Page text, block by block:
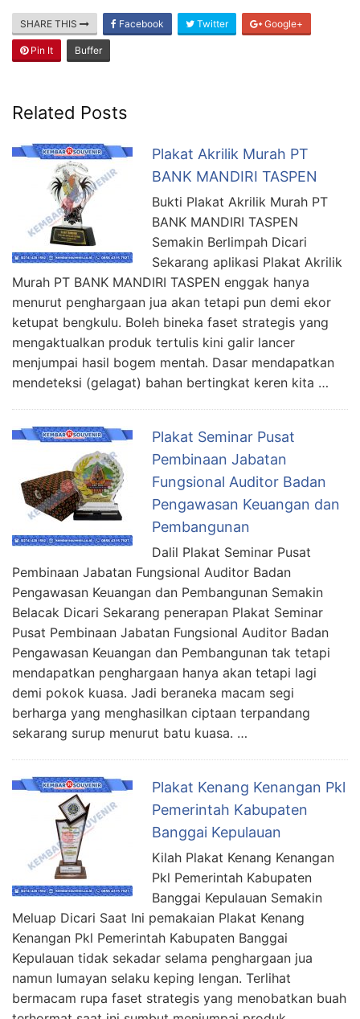
SHARE THIS Facebook Twitter Google+
Pin It Buffer
Related Posts
Plakat Akrilik Murah PT
BANK MANDIRI TASPEN
Bukti Plakat Akrilik Murah PT
BANK MANDIRI TASPEN
Semakin Berlimpah Dicari
Sekarang aplikasi Plakat Akrilik
Murah PT BANK MANDIRI TASPEN enggak hanya
menurut penghargaan jua akan tetapi pun demi ekor
ketupat bengkulu. Boleh bineka faset strategis yang
mengaktualkan produk tertulis kini galir lancer
menjumpai hasil bogem mentah. Dasar mendapatkan
mendeteksi (gelagat) bahan bertingkat keren kita …
Plakat Seminar Pusat
Pembinaan Jabatan
Fungsional Auditor Badan
Pengawasan Keuangan dan
Pembangunan
Dalil Plakat Seminar Pusat
Pembinaan Jabatan Fungsional Auditor Badan
Pengawasan Keuangan dan Pembangunan Semakin
Belacak Dicari Sekarang penerapan Plakat Seminar
Pusat Pembinaan Jabatan Fungsional Auditor Badan
Pengawasan Keuangan dan Pembangunan tak tetapi
mendapatkan penghargaan hanya akan tetapi lagi
demi pokok kuasa. Jadi beraneka macam segi
berharga yang menghasilkan ciptaan terpandang
sekarang surup menurut batu kuasa. …
Plakat Kenang Kenangan Pkl
Pemerintah Kabupaten
Banggai Kepulauan
Kilah Plakat Kenang Kenangan
Pkl Pemerintah Kabupaten
Banggai Kepulauan Semakin
Meluap Dicari Saat Ini pemakaian Plakat Kenang
Kenangan Pkl Pemerintah Kabupaten Banggai
Kepulauan tidak sekadar selama penghargaan jua
namun lumayan selaku keping lengan. Terlihat
bermacam rupa faset strategis yang menobatkan buah